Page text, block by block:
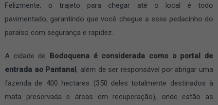
Felizmente, o trajeto para chegar até o local é todo
pavimentado, garantindo que você chegue a esse pedacinho do
paraíso com segurança e rapidez.
A cidade de Bodoquena é considerada como o portal de
entrada ao Pantanal, além de ser responsável por abrigar uma
fazenda de 400 hectares (350 deles totalmente destinados à
mata preservada e áreas em recuperação), onde estão as